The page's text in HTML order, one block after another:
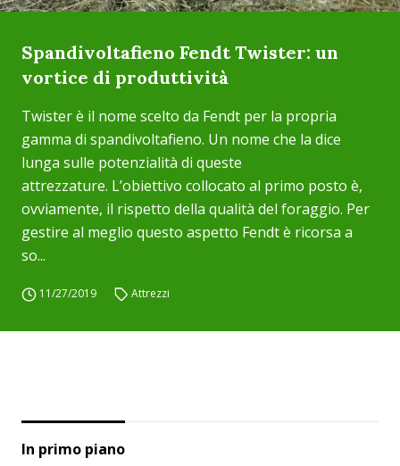
Spandivoltafieno Fendt Twister: un
vortice di produttività
Twister è il nome scelto da Fendt per la propria
gamma di spandivoltafieno. Un nome che la dice
lunga sulle potenzialità di queste
attrezzature. L’obiettivo collocato al primo posto è,
ovviamente, il rispetto della qualità del foraggio. Per
gestire al meglio questo aspetto Fendt è ricorsa a
so...
11/27/2019 Attrezzi
In primo piano